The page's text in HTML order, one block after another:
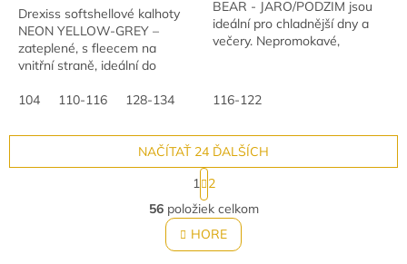
Drexiss softshellové kalhoty
NEON YELLOW-GREY –
zateplené, s fleecem na
vnitřní straně, ideální do
Nepromokavé, větruodolné a
000...
104 110-116 128-134
BEAR - JARO/PODZIM jsou
ideální pro chladnější dny a
večery. Nepromokavé,
a 12 000 g/m2/24...
116-122
O
v
l
á
NAČÍTAŤ 24 ĎALŠÍCH
S
t
r
á
n
k
1 2
56položiek celkom
HORE